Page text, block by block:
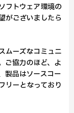
フトウェア環境の
がございましたら
ムーズなコミュニ
ご協力のほど、よ
製品はソースコー
リーとなっており